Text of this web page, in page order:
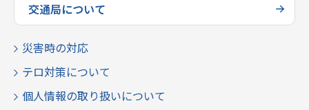
交通局について
災害時の対応
テロ対策について
個人情報の取り扱いについて